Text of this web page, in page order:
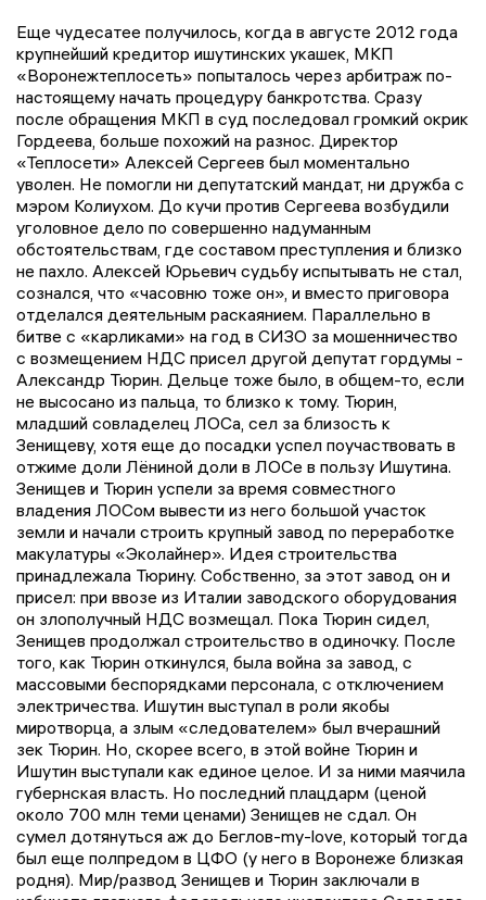
Еще чудесатее получилось, когда в августе 2012 года
крупнейший кредитор ишутинских укашек, МКП
«Воронежтеплосеть» попыталось через арбитраж по-
настоящему начать процедуру банкротства. Сразу
после обращения МКП в суд последовал громкий окрик
Гордеева, больше похожий на разнос. Директор
«Теплосети» Алексей Сергеев был моментально
уволен. Не помогли ни депутатский мандат, ни дружба с
мэром Колиухом. До кучи против Сергеева возбудили
уголовное дело по совершенно надуманным
обстоятельствам, где составом преступления и близко
не пахло. Алексей Юрьевич судьбу испытывать не стал,
сознался, что «часовню тоже он», и вместо приговора
отделался деятельным раскаянием. Параллельно в
битве с «карликами» на год в СИЗО за мошенничество
с возмещением НДС присел другой депутат гордумы -
Александр Тюрин. Дельце тоже было, в общем-то, если
не высосано из пальца, то близко к тому. Тюрин,
младший совладелец ЛОСа, сел за близость к
Зенищеву, хотя еще до посадки успел поучаствовать в
отжиме доли Лёниной доли в ЛОСе в пользу Ишутина.
Зенищев и Тюрин успели за время совместного
владения ЛОСом вывести из него большой участок
земли и начали строить крупный завод по переработке
макулатуры «Эколайнер». Идея строительства
принадлежала Тюрину. Собственно, за этот завод он и
присел: при ввозе из Италии заводского оборудования
он злополучный НДС возмещал. Пока Тюрин сидел,
Зенищев продолжал строительство в одиночку. После
того, как Тюрин откинулся, была война за завод, с
массовыми беспорядками персонала, с отключением
электричества. Ишутин выступал в роли якобы
миротворца, а злым «следователем» был вчерашний
зек Тюрин. Но, скорее всего, в этой войне Тюрин и
Ишутин выступали как единое целое. И за ними маячила
губернская власть. Но последний плацдарм (ценой
около 700 млн теми ценами) Зенищев не сдал. Он
сумел дотянуться аж до Беглов-my-love, который тогда
был еще полпредом в ЦФО (у него в Воронеже близкая
родня). Мир/развод Зенищев и Тюрин заключали в